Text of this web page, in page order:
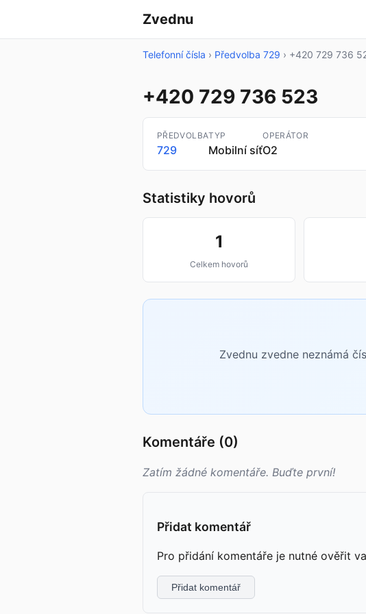
Zvednu
Telefonní čísla › Předvolba 729 › +420 729 736
+420 729 736 523
PŘEDVOLBA
729
TYP
Mobilní síť
OPERÁTOR
O2
Statistiky hovorů
1
Celkem hovorů
Zvednu zvedne neznámá
Komentáře (0)
Zatím žádné komentáře. Buďte první!
Přidat komentář
Pro přidání komentáře je nutné ověřit
Přidat komentář